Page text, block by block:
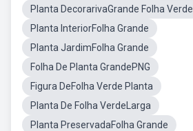
Planta DecorarivaGrande Folha Verde
Planta InteriorFolha Grande
Planta JardimFolha Grande
Folha De Planta GrandePNG
Figura DeFolha Verde Planta
Planta De Folha VerdeLarga
Planta PreservadaFolha Grande